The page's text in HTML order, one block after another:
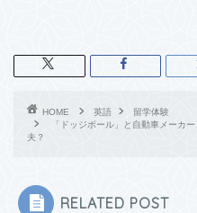
HOME 英語
留学体験
「ドッジボール」と自動車メーカ
夫？
RELATED POST